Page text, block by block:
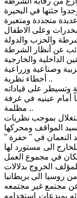
أخطاء نظرية ..
أمام عينيه في غرفة
مظلمة ..
بموجب نظريات
النعمان في " حفرة "
الى مستورد لها
الخروج بدلالات
روسيا الى بريطانيا
بمبدعات استخدامه